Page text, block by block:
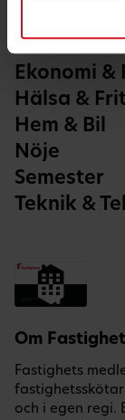
Ekonomi
Hälsa &
Hem & Bil
Nöje
Semester
Teknik &
Om
Fastighets
och i egen regi.